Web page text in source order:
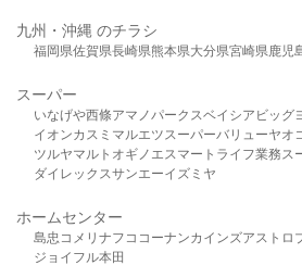
九州・沖縄 のチラシ
福岡県佐賀県長崎県熊本県大分県宮崎県鹿児
スーパー
いなげや西條アマノパークスベイシア ビッグ
イオンカスミ マルエツスーパーバリューヤオ
ツルヤマルト オギノ エスマート ライフ業務ス
ダイレックスサンエーイズミヤ
ホームセンター
島忠 コメリ ナフコ コーナンカインズアストロ
ジョイフル本田